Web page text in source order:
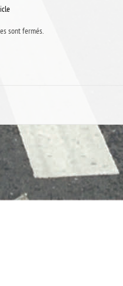
sont fermés.